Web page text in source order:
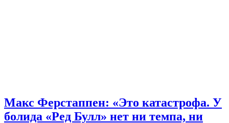
Макс Ферстаппен: «Это катастрофа. У
болида «Ред Булл» нет ни темпа, ни